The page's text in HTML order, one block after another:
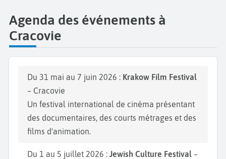
Agenda des événements à
Cracovie
Du 31 mai au 7 juin 2026 : Krakow Film Festival
– Cracovie
Un festival international de cinéma présentant
des documentaires, des courts métrages et des
films d'animation.
Du 1 au 5 juillet 2026 : Jewish Culture Festival
–